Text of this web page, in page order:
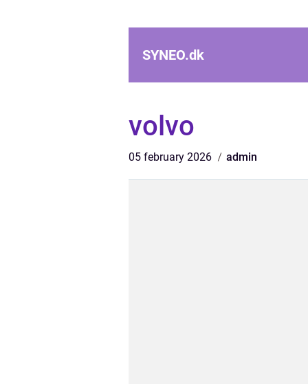
SYNEO.dk
volvo
05 february 2026 admin